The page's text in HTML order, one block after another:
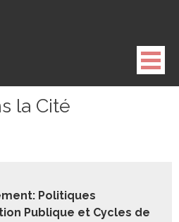
la Cité
Poli­tiques
Publique et Cycles de